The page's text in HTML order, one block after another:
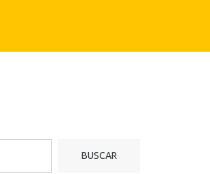
BUSCAR